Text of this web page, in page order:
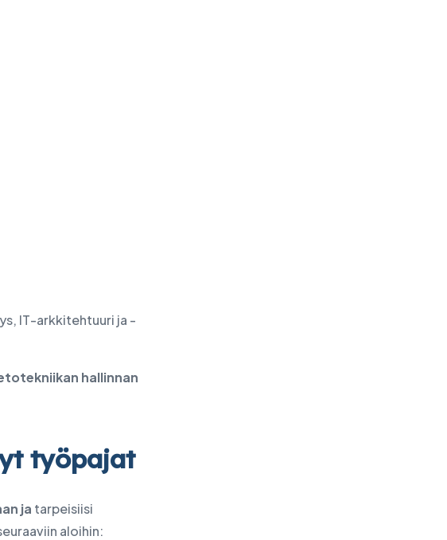
IT-arkkitehtuuri ja -
hallinnan
työpajat
ja tarpeisiisi
aloihin: